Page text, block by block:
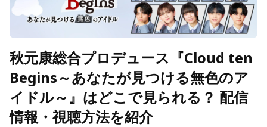
秋元康総合プロデュース『Cloud ten
Begins～あなたが見つける無色のア
イドル～』はどこで見られる？ 配信
情報・視聴方法を紹介